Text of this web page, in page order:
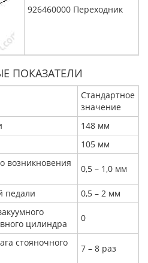
926460000 Переходник
ПОКАЗАТЕЛИ
Стандартное
значение
148 мм
105 мм
возникновения
0,5 – 1,0 мм
педали
0,5 – 2 мм
цилиндра
0
стояночного
7 – 8 раз